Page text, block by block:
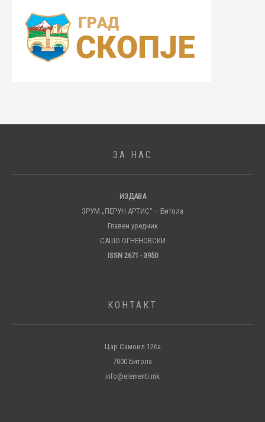
ЗА НАС
ИЗДАВА
ЗРУМ „ПЕРУН АРТИС“ – Битола
Главен уредник
САШО ОГНЕНОВСКИ
ISSN 2671 - 3950
КОНТАКТ
Цар Самоил 126а
7000 Битола
info@elementi.mk